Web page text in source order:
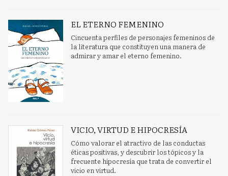
EL ETERNO FEMENINO
Cincuenta perfiles de personajes femeninos de
la literatura que constituyen una manera de
admirar y amar el eterno femenino.
VICIO, VIRTUD E HIPOCRESÍA
Cómo valorar el atractivo de las conductas
éticas positivas, y descubrir los tópicos y la
frecuente hipocresía que trata de convertir el
vicio en virtud.